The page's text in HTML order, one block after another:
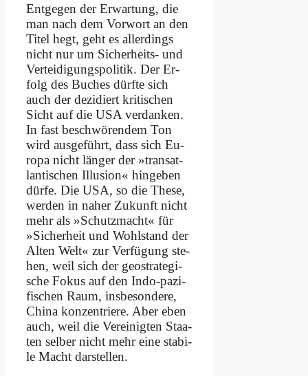
Ent­ge­gen der Er­war­tung, die
man nach dem Vor­wort an den
Ti­tel hegt, geht es al­ler­dings
nicht nur um Si­cher­heits- und
Ver­tei­di­gungs­po­li­tik. Der Er­
folg des Bu­ches dürf­te sich
auch der de­zi­diert kri­ti­schen
Sicht auf die USA ver­dan­ken.
In fast be­schwö­ren­dem Ton
wird aus­ge­führt, dass sich Eu­
ro­pa nicht län­ger der »trans­at­
lan­ti­schen Il­lu­si­on« hin­ge­ben
dür­fe. Die USA, so die The­se,
wer­den in na­her Zu­kunft nicht
mehr als »Schutz­macht« für
»Si­cher­heit und Wohl­stand der
Al­ten Welt« zur Ver­fü­gung ste­
hen, weil sich der geo­stra­te­gi­
sche Fo­kus auf den In­do-pa­zi­
fi­schen Raum, ins­be­son­de­re,
Chi­na kon­zen­trie­re. Aber eben
auch, weil die Ver­ei­nig­ten Staa­
ten sel­ber nicht mehr ei­ne sta­bi­
le Macht dar­stel­len.